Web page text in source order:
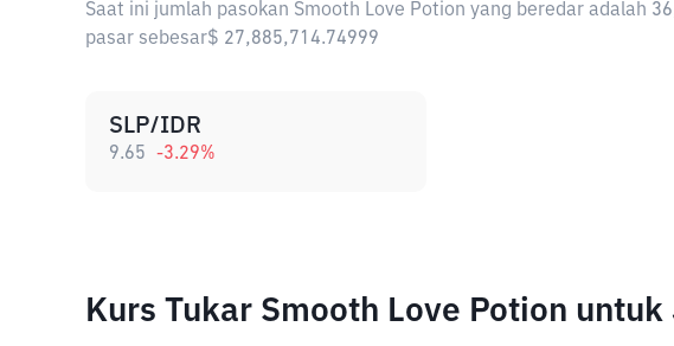
Saat ini jumlah pasokan Smooth Love Potion yang beredar adalah
pasar sebesar$ 27,885,714.74999
SLP/IDR
9.65 -3.29%
Kurs Tukar Smooth Love Potion